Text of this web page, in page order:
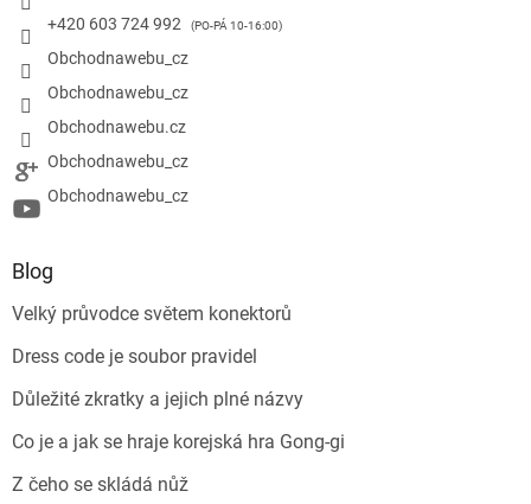
+420 603 724 992
Obchodnawebu_cz
Obchodnawebu_cz
Obchodnawebu.cz
Obchodnawebu_cz
Obchodnawebu_cz
Blog
Velký průvodce světem konektorů
Dress code je soubor pravidel
Důležité zkratky a jejich plné názvy
Co je a jak se hraje korejská hra Gong-gi
Z čeho se skládá nůž